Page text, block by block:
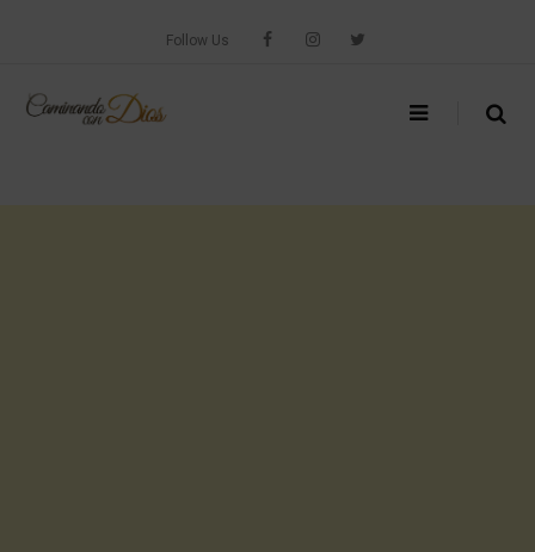
Follow Us